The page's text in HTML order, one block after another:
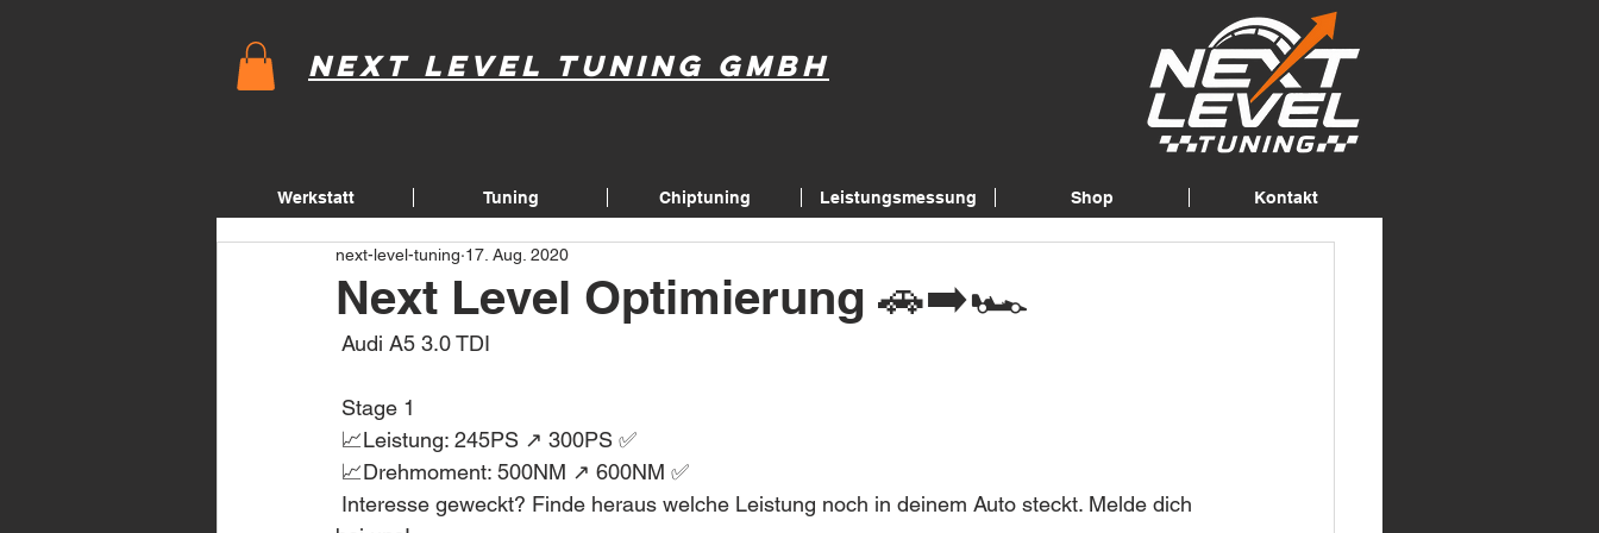
Next Level Tuning GmbH
Werkstatt Tuning Chiptuning Leistungsmessung Shop Kontakt
Next Level Optimierung 🚗➡️🏎
next-level-tuning 17. Aug. 2020
Audi A5 3.0 TDI
Stage 1
📈Leistung: 245PS ↗️ 300PS ✅
📈Drehmoment: 500NM ↗️ 600NM ✅